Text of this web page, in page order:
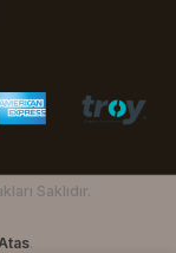
Saklıdır.
.